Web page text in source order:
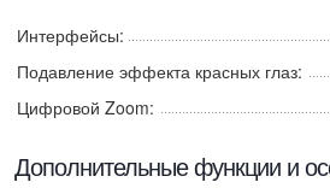
Интерфейсы:
Подавление эффекта красных глаз:
Цифровой Zoom:
Дополнительные функции и